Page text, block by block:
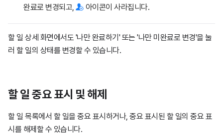
완료로 변경되고,
아이콘이 사라집니다.
할 일 상세 화면에서도 '나만 완료하기' 또는 '나만 미완료로 변경'을 눌
러 할 일의 상태를 변경할 수 있습니다.
할 일 중요 표시 및 해제
할 일 목록에서 할 일을 중요 표시하거나, 중요 표시된 할 일의 중요 표
시를 해제할 수 있습니다.